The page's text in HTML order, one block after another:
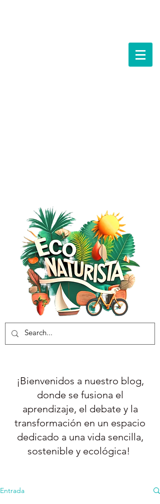
¡Bienvenidos a nuestro blog,
donde se fusiona el
aprendizaje, el debate y la
transformación en un espacio
dedicado a una vida sencilla,
sostenible y ecológica!
Entrada